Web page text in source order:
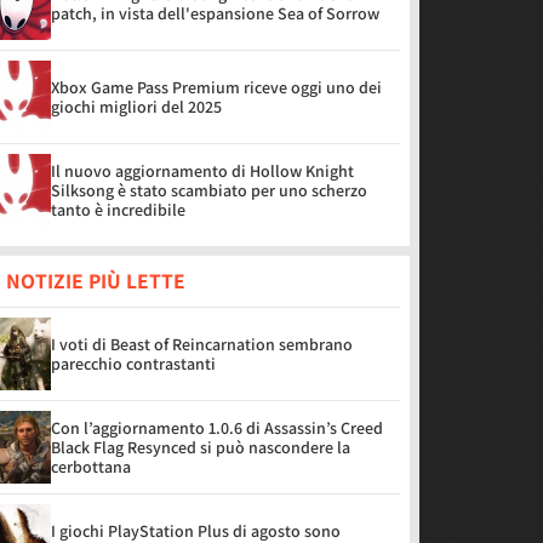
patch, in vista dell'espansione Sea of Sorrow
Xbox Game Pass Premium riceve oggi uno dei
giochi migliori del 2025
Il nuovo aggiornamento di Hollow Knight
Silksong è stato scambiato per uno scherzo
tanto è incredibile
NOTIZIE PIÙ LETTE
I voti di Beast of Reincarnation sembrano
parecchio contrastanti
Con l’aggiornamento 1.0.6 di Assassin’s Creed
Black Flag Resynced si può nascondere la
cerbottana
I giochi PlayStation Plus di agosto sono